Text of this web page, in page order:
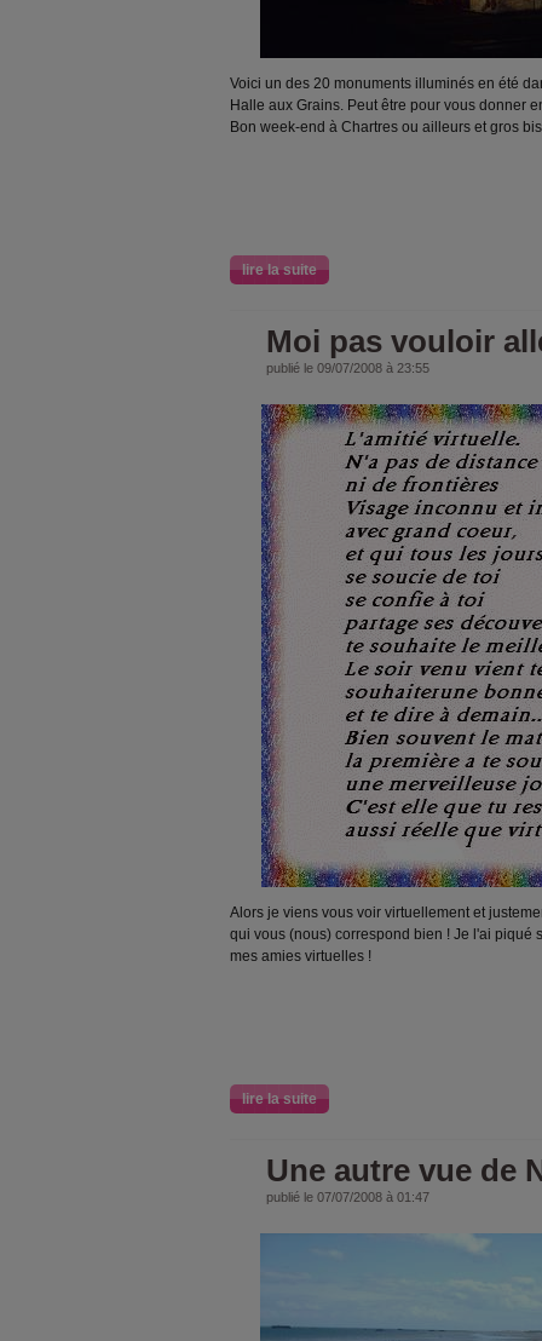
Voici un des 20 monuments illuminés en été
Halle aux Grains. Peut être pour vous donner
Bon week-end à Chartres ou ailleurs et gros
lire la suite
Moi pas vouloir
publié le 09/07/2008 à 23:55
Alors je viens vous voir virtuellement et
qui vous (nous) correspond bien ! Je l'ai piqué
mes amies virtuelles !
lire la suite
Une autre vue de
publié le 07/07/2008 à 01:47